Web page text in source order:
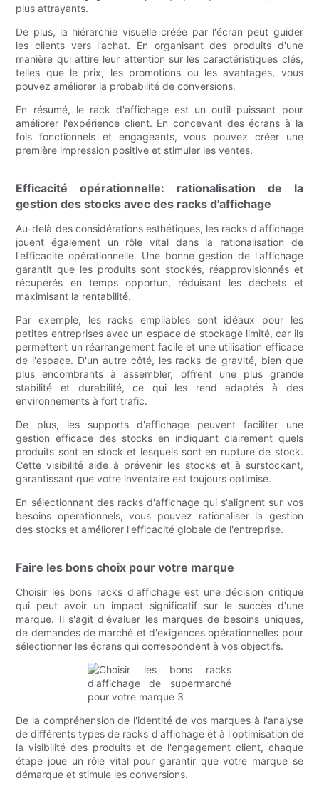
plus attrayants.
De plus, la hiérarchie visuelle créée par l'écran peut guider
les clients vers l'achat. En organisant des produits d'une
manière qui attire leur attention sur les caractéristiques clés,
telles que le prix, les promotions ou les avantages, vous
pouvez améliorer la probabilité de conversions.
En résumé, le rack d'affichage est un outil puissant pour
améliorer l'expérience client. En concevant des écrans à la
fois fonctionnels et engageants, vous pouvez créer une
première impression positive et stimuler les ventes.
Efficacité opérationnelle: rationalisation de la
gestion des stocks avec des racks d'affichage
Au-delà des considérations esthétiques, les racks d'affichage
jouent également un rôle vital dans la rationalisation de
l'efficacité opérationnelle. Une bonne gestion de l'affichage
garantit que les produits sont stockés, réapprovisionnés et
récupérés en temps opportun, réduisant les déchets et
maximisant la rentabilité.
Par exemple, les racks empilables sont idéaux pour les
petites entreprises avec un espace de stockage limité, car ils
permettent un réarrangement facile et une utilisation efficace
de l'espace. D'un autre côté, les racks de gravité, bien que
plus encombrants à assembler, offrent une plus grande
stabilité et durabilité, ce qui les rend adaptés à des
environnements à fort trafic.
De plus, les supports d'affichage peuvent faciliter une
gestion efficace des stocks en indiquant clairement quels
produits sont en stock et lesquels sont en rupture de stock.
Cette visibilité aide à prévenir les stocks et à surstockant,
garantissant que votre inventaire est toujours optimisé.
En sélectionnant des racks d'affichage qui s'alignent sur vos
besoins opérationnels, vous pouvez rationaliser la gestion
des stocks et améliorer l'efficacité globale de l'entreprise.
Faire les bons choix pour votre marque
Choisir les bons racks d'affichage est une décision critique
qui peut avoir un impact significatif sur le succès d'une
marque. Il s'agit d'évaluer les marques de besoins uniques,
de demandes de marché et d'exigences opérationnelles pour
sélectionner les écrans qui correspondent à vos objectifs.
De la compréhension de l'identité de vos marques à l'analyse
de différents types de racks d'affichage et à l'optimisation de
la visibilité des produits et de l'engagement client, chaque
étape joue un rôle vital pour garantir que votre marque se
démarque et stimule les conversions.